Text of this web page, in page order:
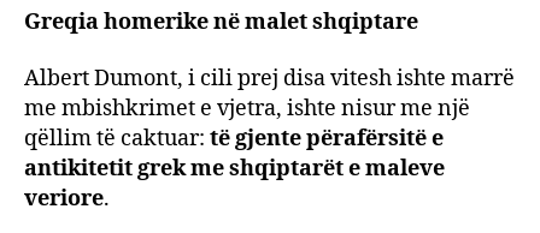
Greqia homerike në malet shqiptare
Albert Dumont, i cili prej disa vitesh ishte marrë
me mbishkrimet e vjetra, ishte nisur me një
qëllim të caktuar: të gjente përafërsitë e
antikitetit grek me shqiptarët e maleve
veriore.